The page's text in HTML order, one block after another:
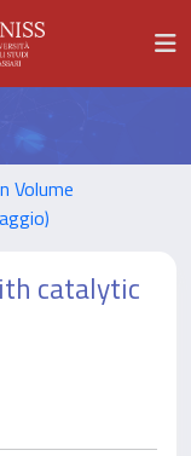
Volume
catalytic